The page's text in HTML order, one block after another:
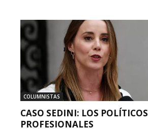
COLUMNISTAS
CASO SEDINI: LOS POLÍTICOS
PROFESIONALES